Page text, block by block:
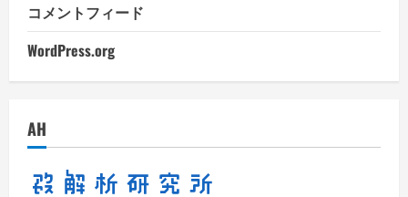
コメントフィード
WordPress.org
AH